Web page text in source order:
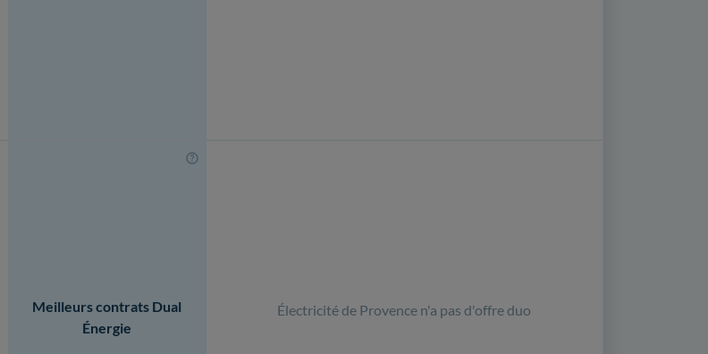
Meilleurs contrats Dual
Énergie
Électricité de Provence n'a pas d'offre duo